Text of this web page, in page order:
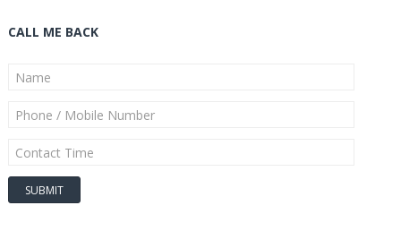
CALL ME BACK